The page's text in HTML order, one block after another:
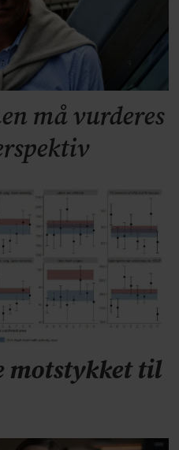
må vurderes
motstykket til